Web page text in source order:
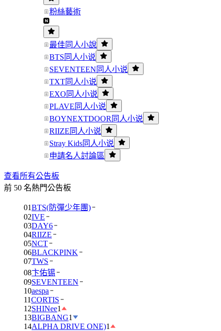
粉絲藝術
最佳同人小說
BTS同人小说
SEVENTEEN同人小说
TXT同人小说
EXO同人小说
PLAVE同人小说
BOYNEXTDOOR同人小说
RIIZE同人小说
Stray Kids同人小说
申請名人討論區
查看所有公告板
前 50 名熱門公告板
01BTS(防彈少年團)
02IVE
03DAY6
04RIIZE
05NCT
06BLACKPINK
07TWS
08卞佑锡
09SEVENTEEN
10aespa
11CORTIS
12SHINee1
13BIGBANG1
14ALPHA DRIVE ONE)1